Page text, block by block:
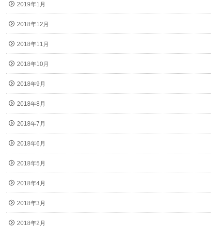
2019年1月
2018年12月
2018年11月
2018年10月
2018年9月
2018年8月
2018年7月
2018年6月
2018年5月
2018年4月
2018年3月
2018年2月